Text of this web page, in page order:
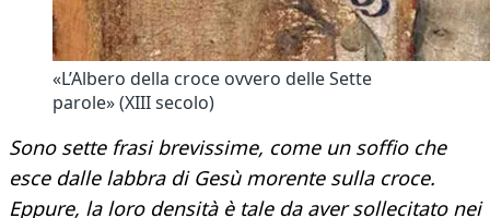
«L’Albero della croce ovvero delle Sette
parole» (XIII secolo)
Sono sette frasi brevissime, come un soffio che
esce dalle labbra di Gesù morente sulla croce.
Eppure, la loro densità è tale da aver sollecitato nei